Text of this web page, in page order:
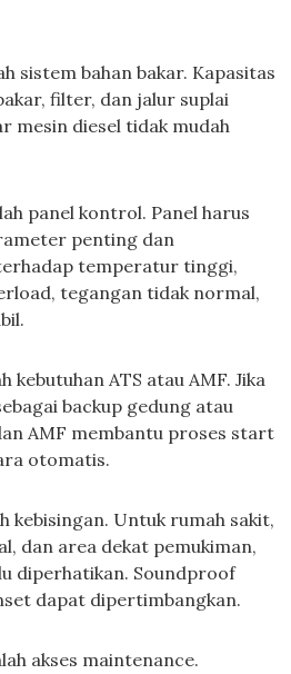
sistem bahan bakar. Kapasitas
filter, dan jalur suplai
mesin diesel tidak mudah
panel kontrol. Panel harus
penting dan
temperatur tinggi,
tegangan tidak normal,
kebutuhan ATS atau AMF. Jika
backup gedung atau
AMF membantu proses start
otomatis.
kebisingan. Untuk rumah sakit,
dan area dekat pemukiman,
diperhatikan. Soundproof
dapat dipertimbangkan.
akses maintenance.